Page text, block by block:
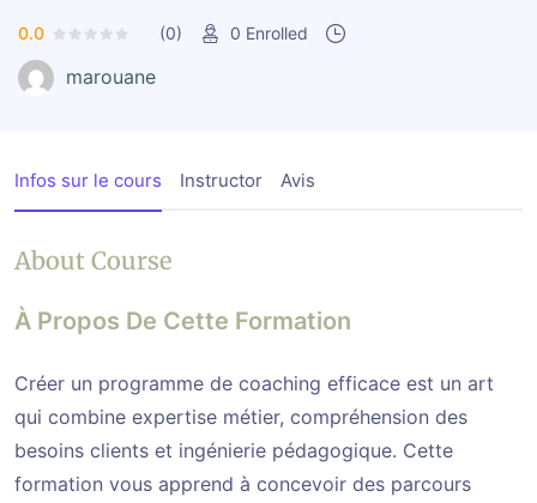
0.0 (0) 0 Enrolled
marouane
Infos sur le cours Instructor Avis
About Course
À Propos De Cette Formation
Créer un programme de coaching efficace est un art
qui combine expertise métier, compréhension des
besoins clients et ingénierie pédagogique. Cette
formation vous apprend à concevoir des parcours